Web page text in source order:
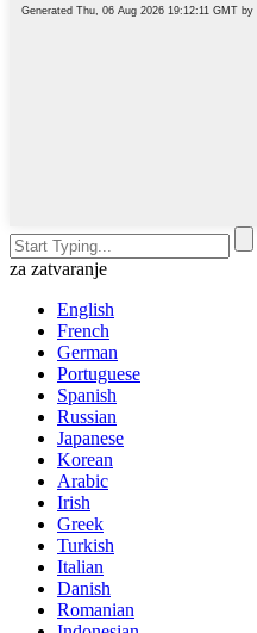
za zatvaranje
English
French
German
Portuguese
Spanish
Russian
Japanese
Korean
Arabic
Irish
Greek
Turkish
Italian
Danish
Romanian